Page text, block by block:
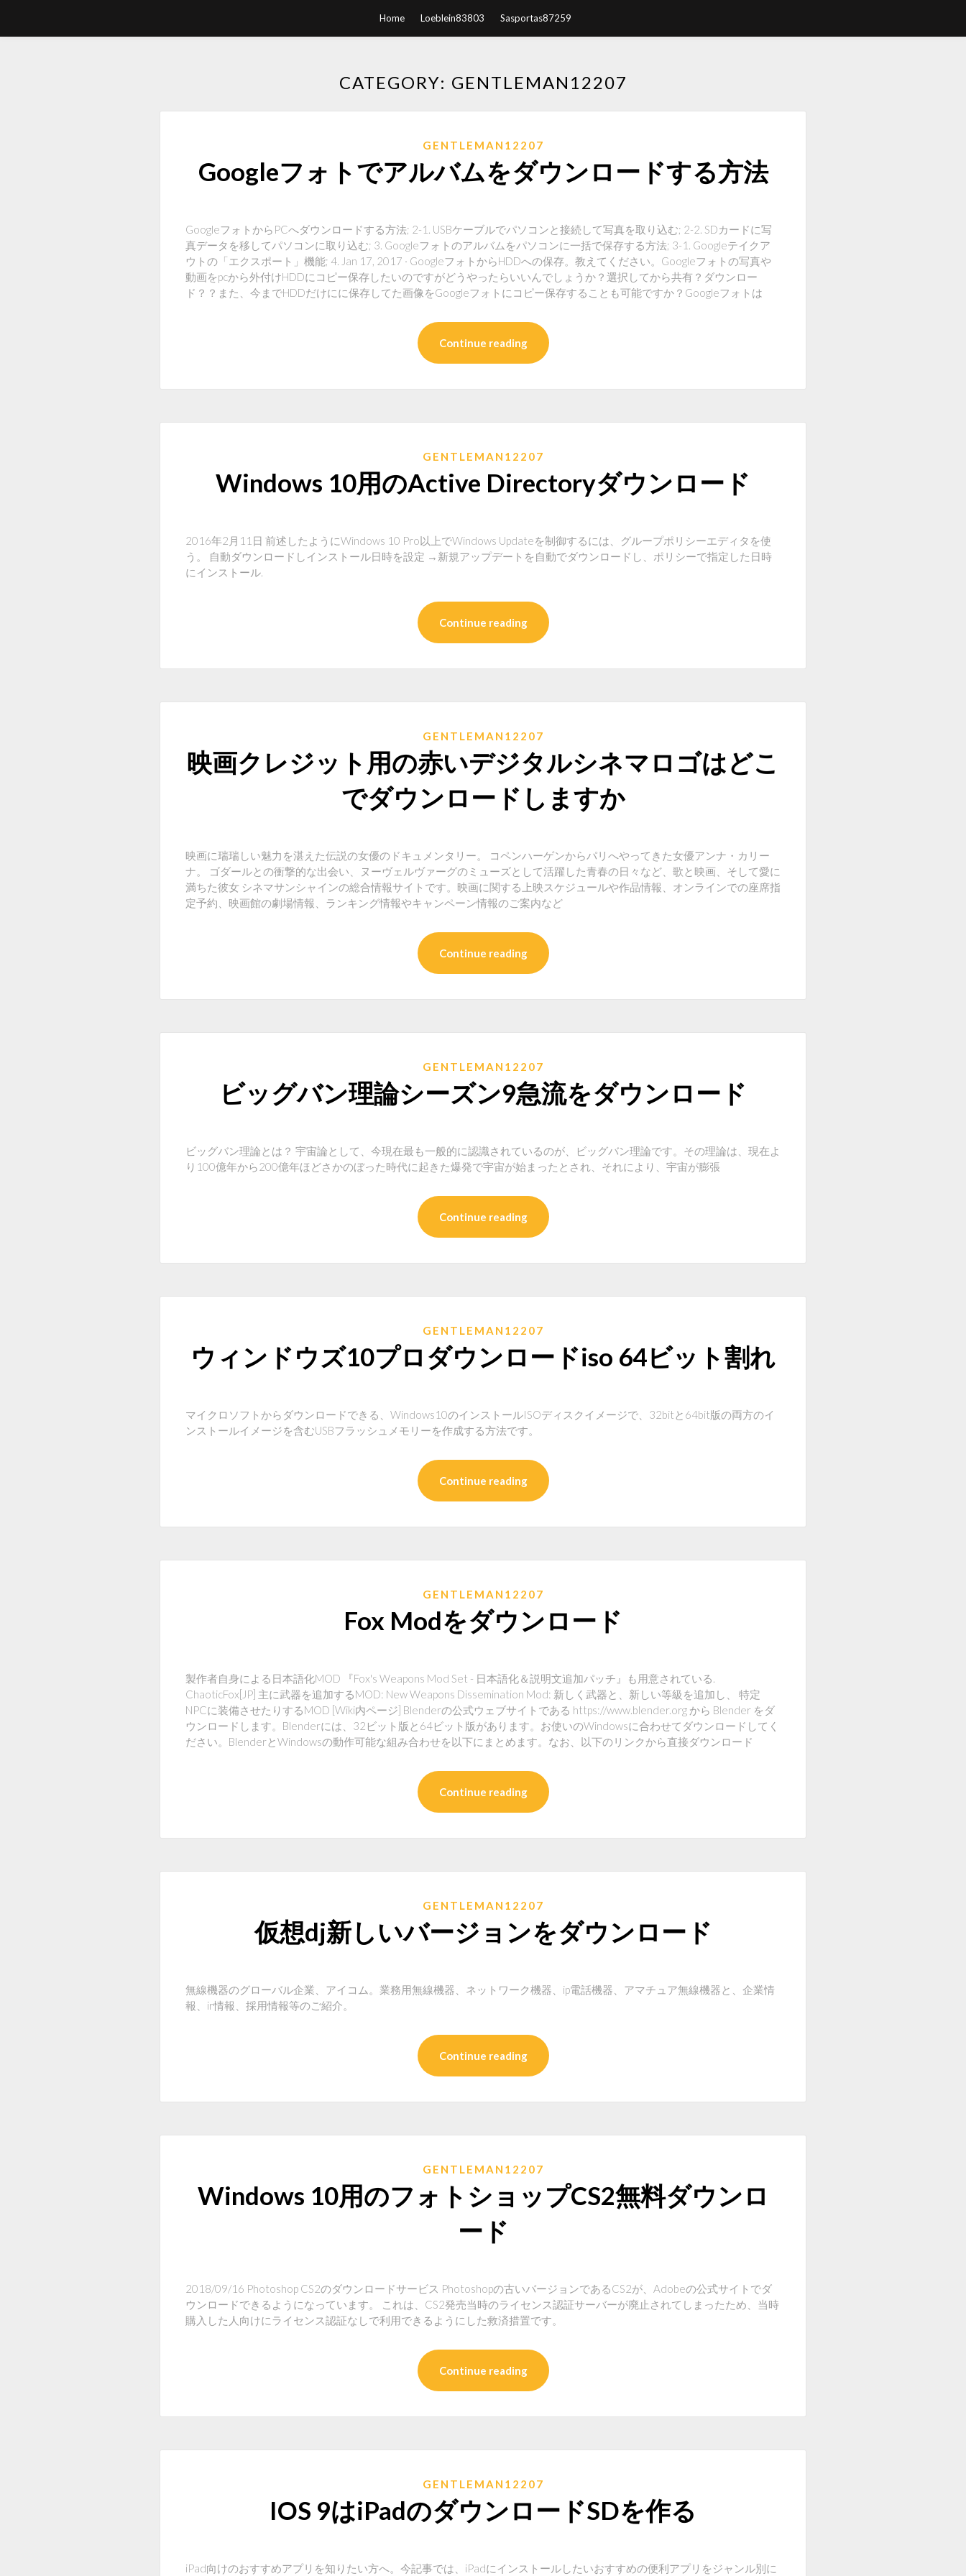
Home Loeblein83803 Sasportas87259
CATEGORY: GENTLEMAN12207
GENTLEMAN12207
Googleフォトでアルバムをダウンロードする方法
GoogleフォトからPCへダウンロードする方法; 2-1. USBケーブルでパソコンと接続して写真を取り込む; 2-2. SDカードに写
真データを移してパソコンに取り込む; 3. Googleフォトのアルバムをパソコンに一括で保存する方法; 3-1. Googleテイクア
ウトの「エクスポート」機能; 4. Jan 17, 2017 · GoogleフォトからHDDへの保存。教えてください。Googleフォトの写真や
動画をpcから外付けHDDにコピー保存したいのですがどうやったらいいんでしょうか？選択してから共有？ダウンロー
ド？？また、今までHDDだけにに保存してた画像をGoogleフォトにコピー保存することも可能ですか？Googleフォトは
Continue reading
GENTLEMAN12207
Windows 10用のActive Directoryダウンロード
2016年2月11日 前述したようにWindows 10 Pro以上でWindows Updateを制御するには、グループポリシーエディタを使
う。 自動ダウンロードしインストール日時を設定 →新規アップデートを自動でダウンロードし、ポリシーで指定した日時
にインストール.
Continue reading
GENTLEMAN12207
映画クレジット用の赤いデジタルシネマロゴはどこ
でダウンロードしますか
映画に瑞瑞しい魅力を湛えた伝説の女優のドキュメンタリー。 コペンハーゲンからパリへやってきた女優アンナ・カリー
ナ。 ゴダールとの衝撃的な出会い、ヌーヴェルヴァーグのミューズとして活躍した青春の日々など、歌と映画、そして愛に
満ちた彼女 シネマサンシャインの総合情報サイトです。映画に関する上映スケジュールや作品情報、オンラインでの座席指
定予約、映画館の劇場情報、ランキング情報やキャンペーン情報のご案内など
Continue reading
GENTLEMAN12207
ビッグバン理論シーズン9急流をダウンロード
ビッグバン理論とは？ 宇宙論として、今現在最も一般的に認識されているのが、ビッグバン理論です。その理論は、現在よ
り100億年から200億年ほどさかのぼった時代に起きた爆発で宇宙が始まったとされ、それにより、宇宙が膨張
Continue reading
GENTLEMAN12207
ウィンドウズ10プロダウンロードiso 64ビット割れ
マイクロソフトからダウンロードできる、Windows10のインストールISOディスクイメージで、32bitと64bit版の両方のイ
ンストールイメージを含むUSBフラッシュメモリーを作成する方法です。
Continue reading
GENTLEMAN12207
Fox Modをダウンロード
製作者自身による日本語化MOD 『Fox's Weapons Mod Set - 日本語化＆説明文追加パッチ』も用意されている.
ChaoticFox[JP] 主に武器を追加するMOD: New Weapons Dissemination Mod: 新しく武器と、新しい等級を追加し、 特定
NPCに装備させたりするMOD [Wiki内ページ] Blenderの公式ウェブサイトである https://www.blender.org から Blender をダ
ウンロードします。Blenderには、32ビット版と64ビット版があります。お使いのWindowsに合わせてダウンロードしてく
ださい。BlenderとWindowsの動作可能な組み合わせを以下にまとめます。なお、以下のリンクから直接ダウンロード
Continue reading
GENTLEMAN12207
仮想dj新しいバージョンをダウンロード
無線機器のグローバル企業、アイコム。業務用無線機器、ネットワーク機器、ip電話機器、アマチュア無線機器と、企業情
報、ir情報、採用情報等のご紹介。
Continue reading
GENTLEMAN12207
Windows 10用のフォトショップCS2無料ダウンロ
ード
2018/09/16 Photoshop CS2のダウンロードサービス Photoshopの古いバージョンであるCS2が、Adobeの公式サイトでダ
ウンロードできるようになっています。 これは、CS2発売当時のライセンス認証サーバーが廃止されてしまったため、当時
購入した人向けにライセンス認証なしで利用できるようにした救済措置です。
Continue reading
GENTLEMAN12207
IOS 9はiPadのダウンロードSDを作る
iPad向けのおすすめアプリを知りたい方へ。今記事では、iPadにインストールしたいおすすめの便利アプリをジャンル別に